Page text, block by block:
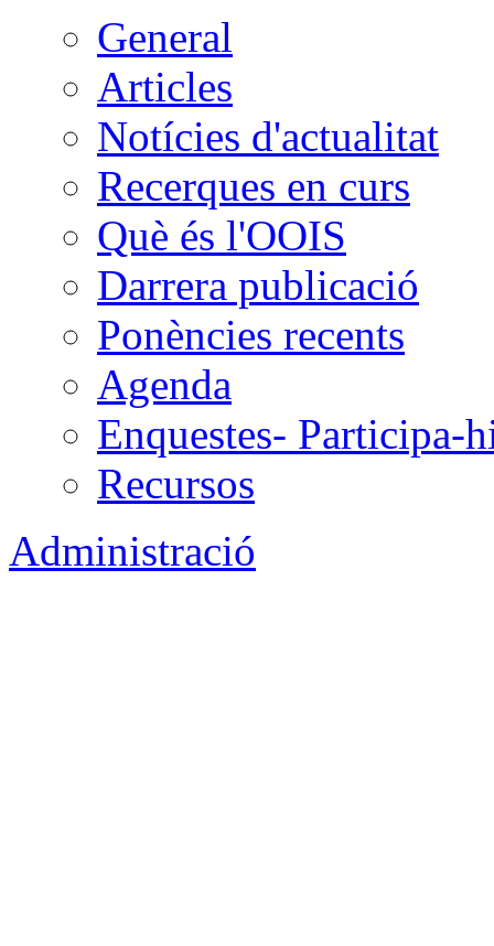
General
Articles
Notícies d'actualitat
Recerques en curs
Què és l'OOIS
Darrera publicació
Ponències recents
Agenda
Enquestes- Participa-
Recursos
Administració